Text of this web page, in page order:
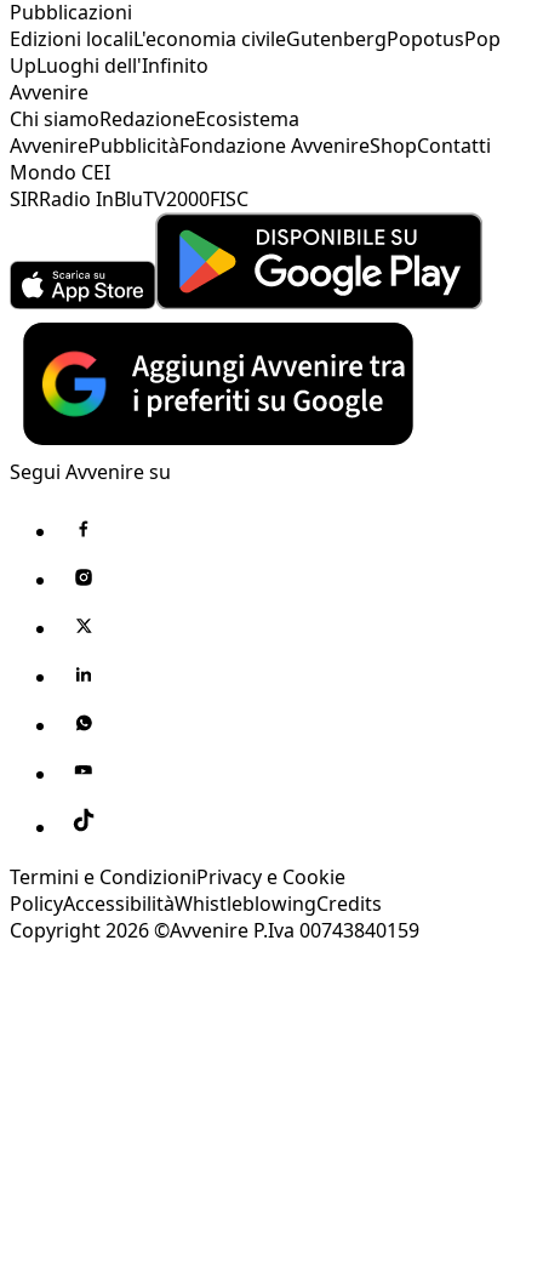
Pubblicazioni
Edizioni localiL'economia civileGutenbergPopotusPop
UpLuoghi dell'Infinito
Avvenire
Chi siamoRedazioneEcosistema
AvvenirePubblicitàFondazione AvvenireShopContatti
Mondo CEI
SIRRadio InBluTV2000FISC
Segui Avvenire su
Termini e CondizioniPrivacy e Cookie
PolicyAccessibilitàWhistleblowingCredits
Copyright 2026 ©Avvenire P.Iva 00743840159